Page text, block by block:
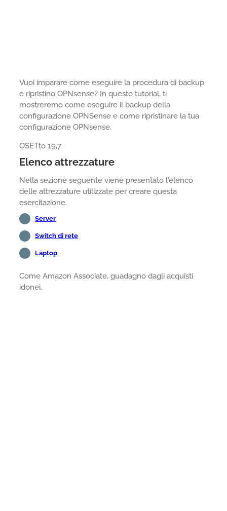
Vuoi imparare come eseguire la procedura di backup
e ripristino OPNsense? In questo tutorial, ti
mostreremo come eseguire il backup della
configurazione OPNSense e come ripristinare la tua
configurazione OPNsense.
OSETto 19,7
Elenco attrezzature
Nella sezione seguente viene presentato l'elenco
delle attrezzature utilizzate per creare questa
esercitazione.
Server
Switch di rete
Laptop
Come Amazon Associate, guadagno dagli acquisti
idonei.